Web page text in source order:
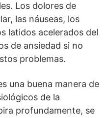
Los dolores de
las náuseas, los
latidos acelerados del
de ansiedad si no
problemas.
una buena manera de
de la
profundamente, se